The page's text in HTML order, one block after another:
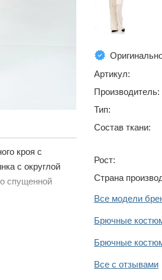
кроя с
с округлой
спущенной
Артикул:
Производитель:
Тип:
Состав ткани:
Рост:
Страна
Все модели
Брючные
Брючные
Все с отзывами